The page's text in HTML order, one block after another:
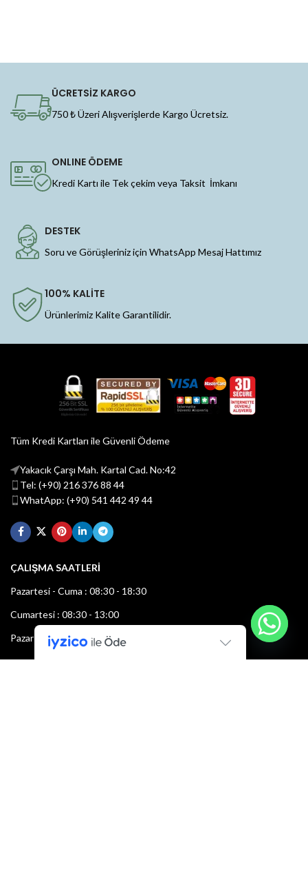
ÜCRETSİZ KARGO
750 ₺ Üzeri Alışverişlerde Kargo Ücretsiz.
ONLINE ÖDEME
Kredi Kartı ile Tek çekim veya Taksit İmkanı
DESTEK
Soru ve Görüşleriniz için WhatsApp Mesaj Hattımız
100% KALİTE
Ürünlerimiz Kalite Garantilidir.
Tüm Kredi Kartları ile Güvenli Ödeme
Yakacık Çarşı Mah. Kartal Cad. No:42
Tel: (+90) 216 376 88 44
WhatApp: (+90) 541 442 49 44
ÇALIŞMA SAATLERİ
Pazartesi - Cuma : 08:30 - 18:30
Cumartesi : 08:30 - 13:00
Pazar: Kapalı